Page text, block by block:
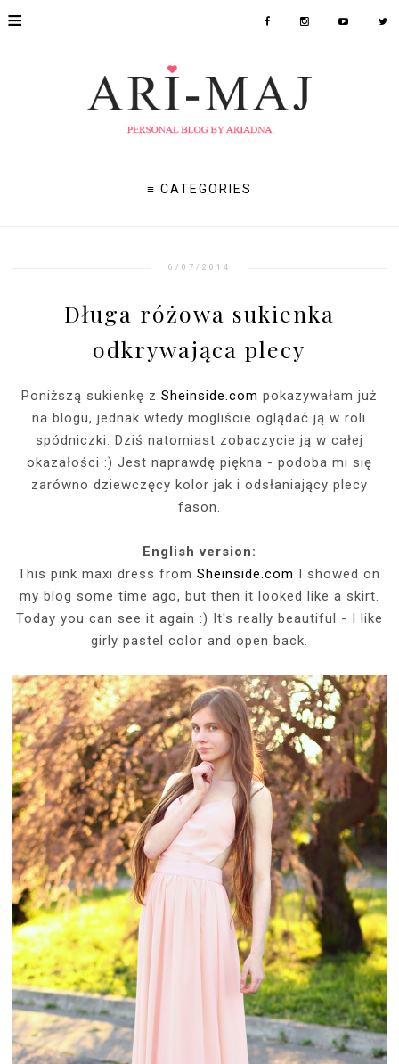
≡
≡ CATEGORIES
6/07/2014
Długa różowa sukienka
odkrywająca plecy
Poniższą sukienkę zSheinside.com pokazywałam już
na blogu, jednak wtedy mogliście oglądać ją w roli
spódniczki. Dziś natomiast zobaczycie ją w całej
okazałości :) Jest naprawdę piękna - podoba mi się
zarówno dziewczęcy kolor jak i odsłaniający plecy
fason.
English version:
This pink maxi dress fromSheinside.com I showed on
my blog some time ago, but then it looked like a skirt.
Today you can see it again :) It's really beautiful - I like
girly pastel color and open back.